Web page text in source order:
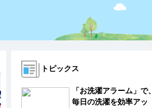
4 5 6 8
トピックス
「お洗濯アラーム」で、
毎日の洗濯を効率アッ